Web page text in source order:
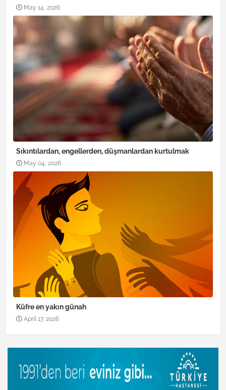
May 14, 2026
Sıkıntılardan, engellerden, düşmanlardan kurtulmak
May 04, 2026
Küfre en yakın günah
April 17, 2026